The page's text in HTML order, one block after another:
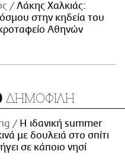
Λάκης Χαλκιάς:
στην κηδεία του
Αθηνών
ΔΗΜΟΦΙΛΗ
Η ιδανική summer
με δουλειά στο σπίτι
σε κάποιο νησί